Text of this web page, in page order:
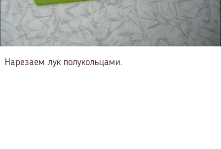
Нарезаем лук полукольцами.